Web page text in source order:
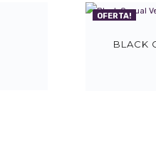
OFERTA!
BLACK